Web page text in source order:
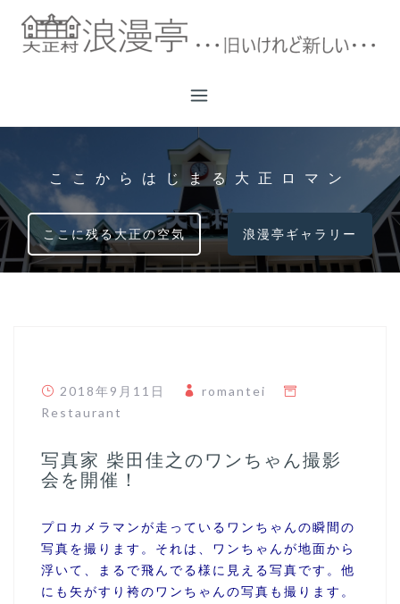
ッ
プ
ここからはじまる大正ロマン
ここに残る大正の空気 浪漫亭ギャラリー
2018年9月11日
romantei
Restaurant
写真家 柴田佳之のワンちゃん撮影
会を開催！
プロカメラマンが走っているワンちゃんの瞬間の
写真を撮ります。それは、ワンちゃんが地面から
浮いて、まるで飛んでる様に見える写真です。他
にも矢がすり袴のワンちゃんの写真も撮ります。